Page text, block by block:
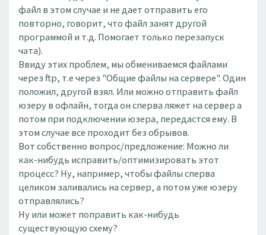
файл в этом случае и не дает отправить его
повторно, говорит, что файл занят другой
программой и т.д. Помогает только перезапуск
чата).
Ввиду этих проблем, мы обмениваемся файлами
через ftp, т.е через "Общие файлы на сервере". Один
положил, другой взял. Или можно отправить файл
юзеру в офлайн, тогда он сперва ляжет на сервер а
потом при подключении юзера, передастся ему. В
этом случае все проходит без обрывов.
Вот собственно вопрос/предложение: Можно ли
как-нибудь исправить/оптимизировать этот
процесс? Ну, например, чтобы файлы сперва
целиком заливались на сервер, а потом уже юзеру
отправлялись?
Ну или может поправить как-нибудь
существующую схему?